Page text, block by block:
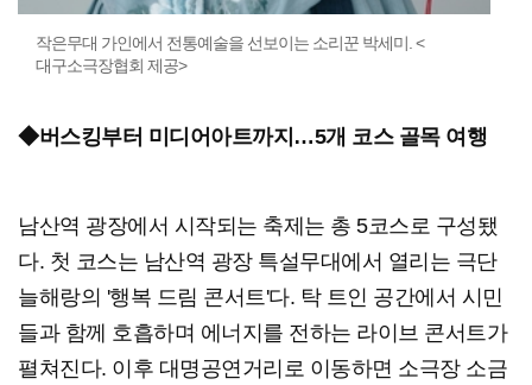
작은무대 가인에서 전통예술을 선보이는 소리꾼 박세미. <
대구소극장협회 제공>
◆버스킹부터 미디어아트까지…5개 코스 골목 여행
남산역 광장에서 시작되는 축제는 총 5코스로 구성됐
다. 첫 코스는 남산역 광장 특설무대에서 열리는 극단
늘해랑의 '행복 드림 콘서트'다. 탁 트인 공간에서 시민
들과 함께 호흡하며 에너지를 전하는 라이브 콘서트가
펼쳐진다. 이후 대명공연거리로 이동하면 소극장 소금